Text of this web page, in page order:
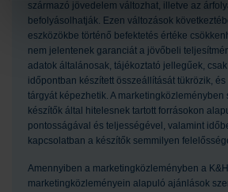
származó jövedelem változhat, illetve az
befolyásolhatják. Ezen változások
eszközökbe történő befektetés értéke
nem jelentenek garanciát a jövőbeli
adatok általánosak, tájékoztató jellegűek,
időpontban készített összeállítását tükrözik,
tárgyát képezhetik. A
készítők által hitelesnek tartott forrásokon
pontosságával és teljességével, valamint
kapcsolatban a készítők semmilyen
Amennyiben a marketingközleményben a
marketingközleményein alapuló ajánlások